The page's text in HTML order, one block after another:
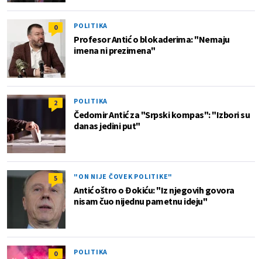
0 POLITIKA
Profesor Antić o blokaderima: "Nemaju
imena ni prezimena"
2 POLITIKA
Čedomir Antić za "Srpski kompas": "Izbori su
danas jedini put"
5 "ON NIJE ČOVEK POLITIKE"
Antić oštro o Đokiću: "Iz njegovih govora
nisam čuo nijednu pametnu ideju"
0 POLITIKA